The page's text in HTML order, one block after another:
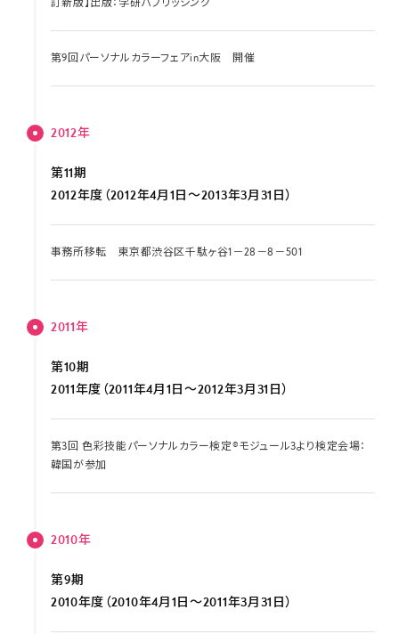
訂新版】出版：学研パブリッシング
第9回パーソナルカラーフェアin大阪 開催
2012年
第11期
2012年度（2012年4月1日～2013年3月31日）
事務所移転 東京都渋谷区千駄ヶ谷1－28－8－501
2011年
第10期
2011年度（2011年4月1日～2012年3月31日）
第3回 色彩技能パーソナルカラー検定®モジュール3より検定会場：
韓国が参加
2010年
第9期
2010年度（2010年4月1日～2011年3月31日）